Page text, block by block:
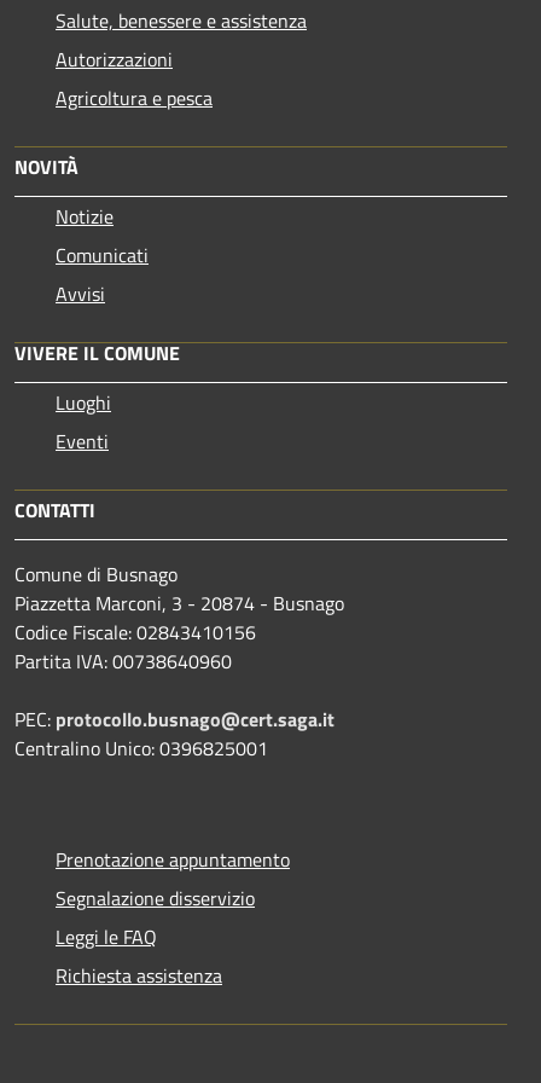
Salute, benessere e assistenza
Autorizzazioni
Agricoltura e pesca
NOVITÀ
Notizie
Comunicati
Avvisi
VIVERE IL COMUNE
Luoghi
Eventi
CONTATTI
Comune di Busnago
Piazzetta Marconi, 3 - 20874 - Busnago
Codice Fiscale: 02843410156
Partita IVA: 00738640960
PEC: protocollo.busnago@cert.saga.it
Centralino Unico: 0396825001
Prenotazione appuntamento
Segnalazione disservizio
Leggi le FAQ
Richiesta assistenza